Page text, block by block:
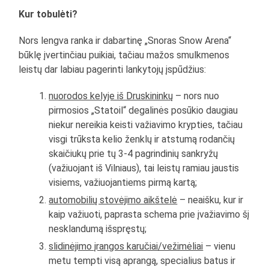
Kur tobulėti?
Nors lengva ranka ir dabartinę „Snoras Snow Arena“
būklę įvertinčiau puikiai, tačiau mažos smulkmenos
leistų dar labiau pagerinti lankytojų įspūdžius:
nuorodos kelyje iš Druskininkų – nors nuo
pirmosios „Statoil“ degalinės posūkio daugiau
niekur nereikia keisti važiavimo krypties, tačiau
visgi trūksta kelio ženklų ir atstumą rodančių
skaičiukų prie tų 3-4 pagrindinių sankryžų
(važiuojant iš Vilniaus), tai leistų ramiau jaustis
visiems, važiuojantiems pirmą kartą;
automobilių stovėjimo aikštelė – neaišku, kur ir
kaip važiuoti, paprasta schema prie įvažiavimo šį
nesklandumą išspręstų;
slidinėjimo įrangos karučiai/vežimėliai – vienu
metu tempti visą aprangą, specialius batus ir